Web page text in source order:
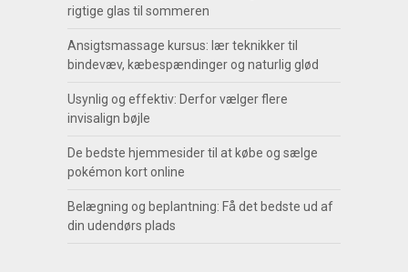
rigtige glas til sommeren
Ansigtsmassage kursus: lær teknikker til
bindevæv, kæbespændinger og naturlig glød
Usynlig og effektiv: Derfor vælger flere
invisalign bøjle
De bedste hjemmesider til at købe og sælge
pokémon kort online
Belægning og beplantning: Få det bedste ud af
din udendørs plads